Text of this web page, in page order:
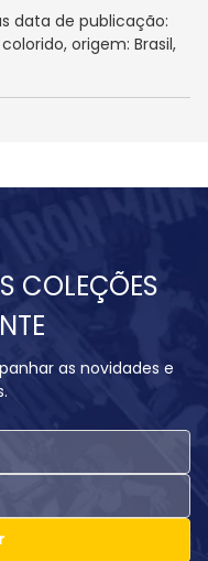
data de publicação:
origem: Brasil,
COLEÇÕES
as novidades e